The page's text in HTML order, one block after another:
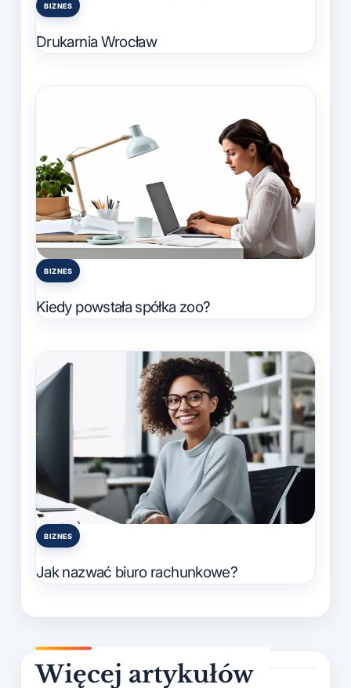
Posted
BIZNES
Drukarnia Wrocław
Posted
BIZNES
Kiedy powstała spółka zoo?
Posted
BIZNES
Jak nazwać biuro rachunkowe?